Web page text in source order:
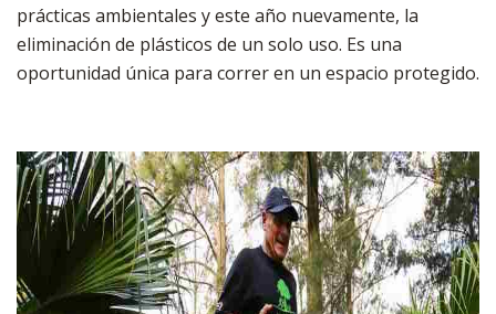
prácticas ambientales y este año nuevamente, la
eliminación de plásticos de un solo uso. Es una
oportunidad única para correr en un espacio protegido.